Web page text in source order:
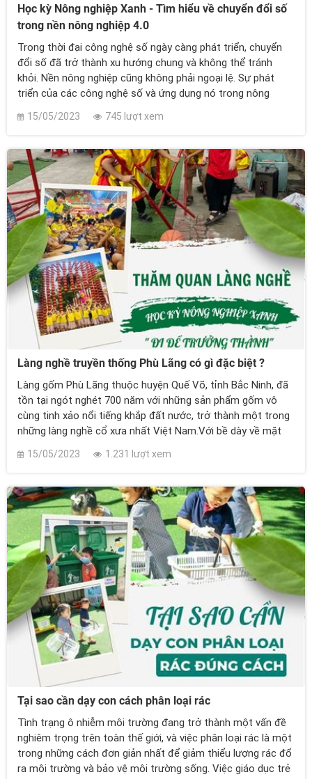
Học kỳ Nông nghiệp Xanh - Tìm hiểu về chuyển đổi số
trong nền nông nghiệp 4.0
Trong thời đại công nghệ số ngày càng phát triển, chuyển
đổi số đã trở thành xu hướng chung và không thể tránh
khỏi. Nền nông nghiệp cũng không phải ngoại lệ. Sự phát
triển của các công nghệ số và ứng dụng nó trong nông
quả sản xuất.
15/05/2023 745 lượt xem
Làng nghề truyền thống Phù Lãng có gì đặc biệt ?
Làng gốm Phù Lãng thuộc huyện Quế Võ, tỉnh Bắc Ninh, đã
tồn tại ngót nghét 700 năm với những sản phẩm gốm vô
cùng tinh xảo nổi tiếng khắp đất nước, trở thành một trong
những làng nghề cổ xưa nhất Việt Nam.Với bề dày về mặt
đến của “Học kỳ Nông nghiệp xanh” nhằm giúp các bạn
làm gốm thủ công.
15/05/2023 1.231 lượt xem
Tại sao cần dạy con cách phân loại rác
Tình trạng ô nhiễm môi trường đang trở thành một vấn đề
nghiêm trọng trên toàn thế giới, và việc phân loại rác là một
trong những cách đơn giản nhất để giảm thiểu lượng rác đổ
ra môi trường và bảo vệ môi trường sống. Việc giáo dục trẻ